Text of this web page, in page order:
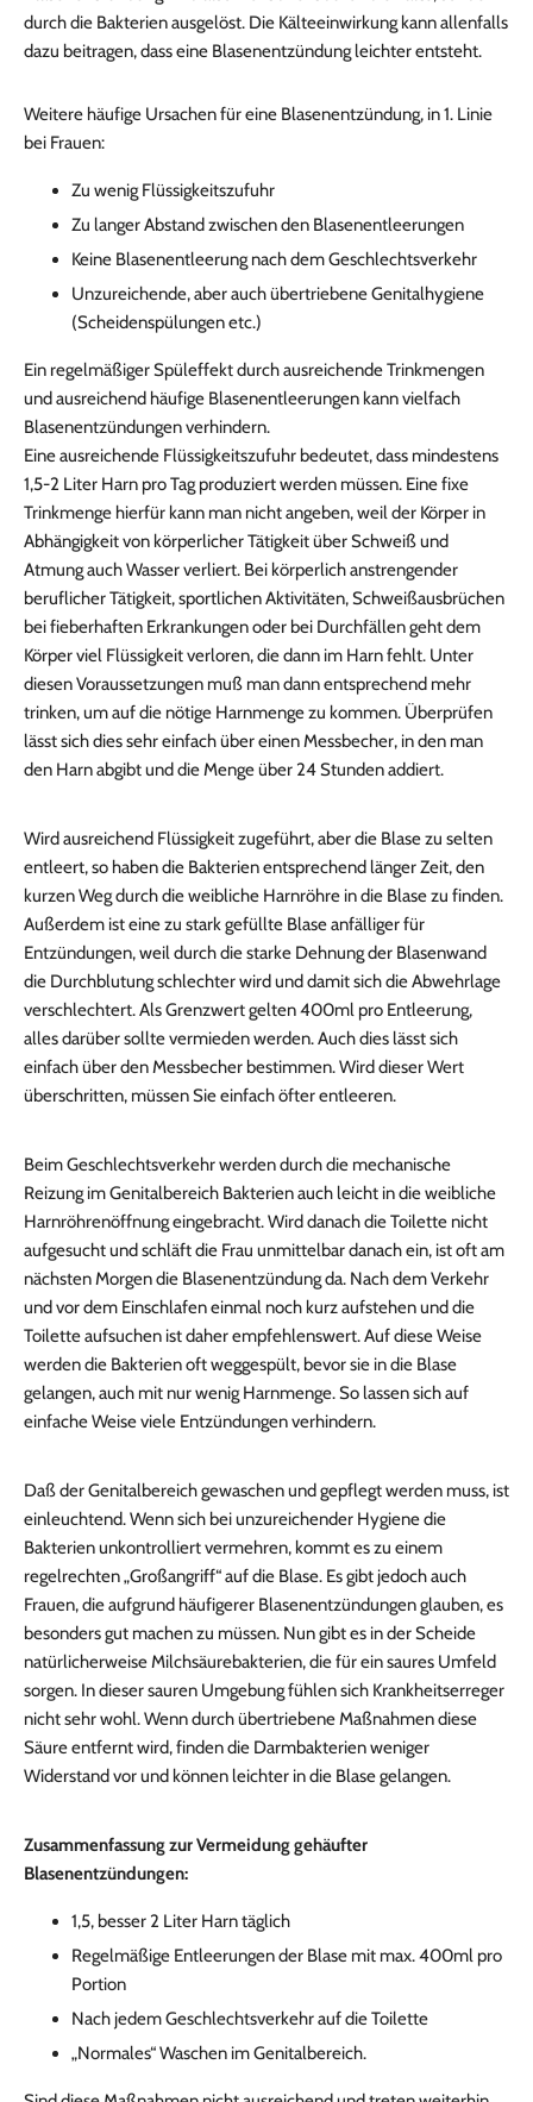
durch die Bakterien ausgelöst. Die Kälteeinwirkung kann allenfalls
dazu beitragen, dass eine Blasenentzündung leichter entsteht.
Weitere häufige Ursachen für eine Blasenentzündung, in 1. Linie
bei Frauen:
Zu wenig Flüssigkeitszufuhr
Zu langer Abstand zwischen den Blasenentleerungen
Keine Blasenentleerung nach dem Geschlechtsverkehr
Unzureichende, aber auch übertriebene Genitalhygiene
(Scheidenspülungen etc.)
Ein regelmäßiger Spüleffekt durch ausreichende Trinkmengen
und ausreichend häufige Blasenentleerungen kann vielfach
Blasenentzündungen verhindern.
Eine ausreichende Flüssigkeitszufuhr bedeutet, dass mindestens
1,5-2 Liter Harn pro Tag produziert werden müssen. Eine fixe
Trinkmenge hierfür kann man nicht angeben, weil der Körper in
Abhängigkeit von körperlicher Tätigkeit über Schweiß und
Atmung auch Wasser verliert. Bei körperlich anstrengender
beruflicher Tätigkeit, sportlichen Aktivitäten, Schweißausbrüchen
bei fieberhaften Erkrankungen oder bei Durchfällen geht dem
Körper viel Flüssigkeit verloren, die dann im Harn fehlt. Unter
diesen Voraussetzungen muß man dann entsprechend mehr
trinken, um auf die nötige Harnmenge zu kommen. Überprüfen
lässt sich dies sehr einfach über einen Messbecher, in den man
den Harn abgibt und die Menge über 24 Stunden addiert.
Wird ausreichend Flüssigkeit zugeführt, aber die Blase zu selten
entleert, so haben die Bakterien entsprechend länger Zeit, den
kurzen Weg durch die weibliche Harnröhre in die Blase zu finden.
Außerdem ist eine zu stark gefüllte Blase anfälliger für
Entzündungen, weil durch die starke Dehnung der Blasenwand
die Durchblutung schlechter wird und damit sich die Abwehrlage
verschlechtert. Als Grenzwert gelten 400ml pro Entleerung,
alles darüber sollte vermieden werden. Auch dies lässt sich
einfach über den Messbecher bestimmen. Wird dieser Wert
überschritten, müssen Sie einfach öfter entleeren.
Beim Geschlechtsverkehr werden durch die mechanische
Reizung im Genitalbereich Bakterien auch leicht in die weibliche
Harnröhrenöffnung eingebracht. Wird danach die Toilette nicht
aufgesucht und schläft die Frau unmittelbar danach ein, ist oft am
nächsten Morgen die Blasenentzündung da. Nach dem Verkehr
und vor dem Einschlafen einmal noch kurz aufstehen und die
Toilette aufsuchen ist daher empfehlenswert. Auf diese Weise
werden die Bakterien oft weggespült, bevor sie in die Blase
gelangen, auch mit nur wenig Harnmenge. So lassen sich auf
einfache Weise viele Entzündungen verhindern.
Daß der Genitalbereich gewaschen und gepflegt werden muss, ist
einleuchtend. Wenn sich bei unzureichender Hygiene die
Bakterien unkontrolliert vermehren, kommt es zu einem
regelrechten „Großangriff“ auf die Blase. Es gibt jedoch auch
Frauen, die aufgrund häufigerer Blasenentzündungen glauben, es
besonders gut machen zu müssen. Nun gibt es in der Scheide
natürlicherweise Milchsäurebakterien, die für ein saures Umfeld
sorgen. In dieser sauren Umgebung fühlen sich Krankheitserreger
nicht sehr wohl. Wenn durch übertriebene Maßnahmen diese
Säure entfernt wird, finden die Darmbakterien weniger
Widerstand vor und können leichter in die Blase gelangen.
Zusammenfassung zur Vermeidung gehäufter
Blasenentzündungen:
1,5, besser 2 Liter Harn täglich
Regelmäßige Entleerungen der Blase mit max. 400ml pro
Portion
Nach jedem Geschlechtsverkehr auf die Toilette
„Normales“ Waschen im Genitalbereich.